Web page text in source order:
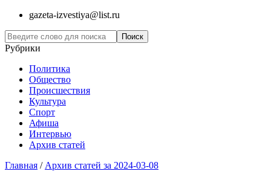
gazeta-izvestiya@list.ru
Рубрики
Политика
Общество
Проиcшествия
Культура
Спорт
Афиша
Интервью
Архив статей
Главная / Архив статей за 2024-03-08